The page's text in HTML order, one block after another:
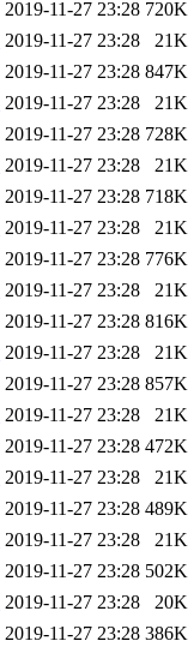
2019-11-27 23:28 720K
2019-11-27 23:28
21K
2019-11-27 23:28 847K
2019-11-27 23:28
21K
2019-11-27 23:28 728K
2019-11-27 23:28
21K
2019-11-27 23:28 718K
2019-11-27 23:28
21K
2019-11-27 23:28 776K
2019-11-27 23:28
21K
2019-11-27 23:28 816K
2019-11-27 23:28
21K
2019-11-27 23:28 857K
2019-11-27 23:28
21K
2019-11-27 23:28 472K
2019-11-27 23:28
21K
2019-11-27 23:28 489K
2019-11-27 23:28
21K
2019-11-27 23:28 502K
2019-11-27 23:28
20K
2019-11-27 23:28 386K